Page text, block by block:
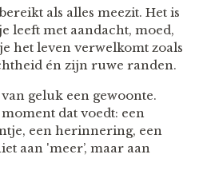
als alles meezit. Het is
leeft met aandacht, moed,
het leven verwelkomt zoals
én zijn ruwe randen.
geluk een gewoonte.
dat voedt: een
een herinnering, een
aan 'meer’, maar aan